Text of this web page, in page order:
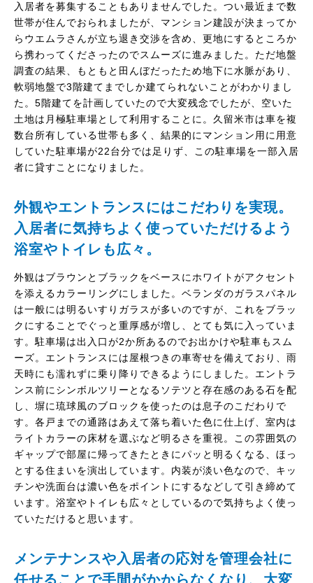
入居者を募集することもありませんでした。つい最近まで数
世帯が住んでおられましたが、マンション建設が決まってか
らウエムラさんが立ち退き交渉を含め、更地にするところか
ら携わってくださったのでスムーズに進みました。ただ地盤
調査の結果、もともと田んぼだったため地下に水脈があり、
軟弱地盤で3階建てまでしか建てられないことがわかりまし
た。5階建てを計画していたので大変残念でしたが、空いた
土地は月極駐車場として利用することに。久留米市は車を複
数台所有している世帯も多く、結果的にマンション用に用意
していた駐車場が22台分では足りず、この駐車場を一部入居
者に貸すことになりました。
外観やエントランスにはこだわりを実現。
入居者に気持ちよく使っていただけるよう
浴室やトイレも広々。
外観はブラウンとブラックをベースにホワイトがアクセント
を添えるカラーリングにしました。ベランダのガラスパネル
は一般には明るいすりガラスが多いのですが、これをブラッ
クにすることでぐっと重厚感が増し、とても気に入っていま
す。駐車場は出入口が2か所あるのでお出かけや駐車もスム
ーズ。エントランスには屋根つきの車寄せを備えており、雨
天時にも濡れずに乗り降りできるようにしました。エントラ
ンス前にシンボルツリーとなるソテツと存在感のある石を配
し、塀に琉球風のブロックを使ったのは息子のこだわりで
す。各戸までの通路はあえて落ち着いた色に仕上げ、室内は
ライトカラーの床材を選ぶなど明るさを重視。この雰囲気の
ギャップで部屋に帰ってきたときにパッと明るくなる、ほっ
とする住まいを演出しています。内装が淡い色なので、キッ
チンや洗面台は濃い色をポイントにするなどして引き締めて
います。浴室やトイレも広々としているので気持ちよく使っ
ていただけると思います。
メンテナンスや入居者の応対を管理会社に
任せることで手間がかからなくなり、大変